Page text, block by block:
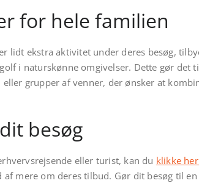
for hele familien
lidt ekstra aktivitet under deres besøg,
i naturskønne omgivelser. Dette gør det
grupper af venner, der ønsker at
besøg
eller turist, kan du klikke
af mere om deres tilbud. Gør dit besøg til